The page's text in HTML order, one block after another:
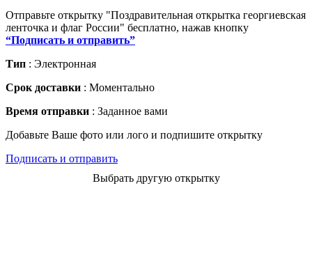
Отправьте открытку "Поздравительная открытка георгиевская
ленточка и флаг России" бесплатно, нажав кнопку
“Подписать и отправить”
Тип : Электронная
Срок доставки : Моментально
Время отправки : Заданное вами
Добавьте Ваше фото или лого и подпишите открытку
Подписать и отправить
Выбрать другую открытку